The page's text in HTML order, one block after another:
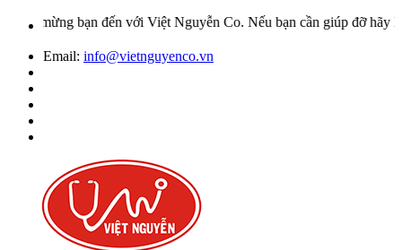
mừng bạn đến với Việt Nguyễn Co. Nếu bạn cần giúp đỡ hãy liên
Email: info@vietnguyenco.vn